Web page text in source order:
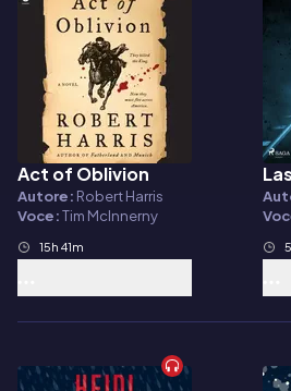
Audiolibro
Act of Oblivion
Autore: Robert Harris
Voce:Tim McInnerny
15h 41m